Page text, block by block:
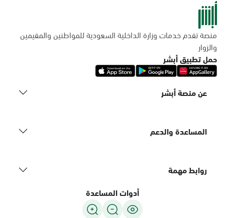
منصة تقدم خدمات وزارة الداخلية السعودية للمواطنين والمقيمين
والزوار
حمل تطبيق أبشر
عن منصة أبشر
المساعدة والدعم
روابط مهمة
أدوات المساعدة